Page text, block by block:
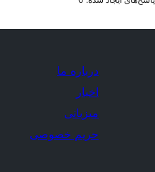
درباره ما
اخبار
میزبانی
حریم خصوصی